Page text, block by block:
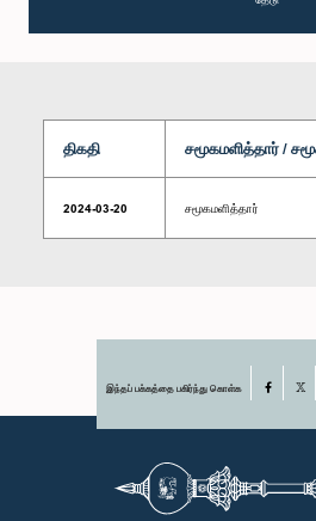
திகதி சமூகமளித்தார் /
2024-03-20 சமூகமளித்தார்
இந்தப் பக்கத்தை பகிர்ந்து கொள்க Facebook